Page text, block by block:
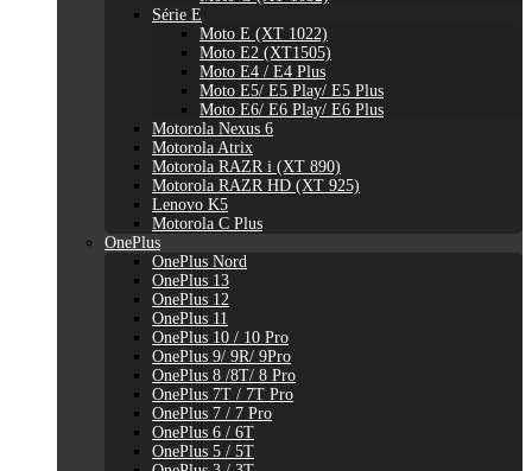
Série E
Moto E (XT 1022)
Moto E2 (XT1505)
Moto E4 / E4 Plus
Moto E5/ E5 Play/ E5 Plus
Moto E6/ E6 Play/ E6 Plus
Motorola Nexus 6
Motorola Atrix
Motorola RAZR i (XT 890)
Motorola RAZR HD (XT 925)
Lenovo K5
Motorola C Plus
OnePlus
OnePlus Nord
OnePlus 13
OnePlus 12
OnePlus 11
OnePlus 10 / 10 Pro
OnePlus 9/ 9R/ 9Pro
OnePlus 8 /8T/ 8 Pro
OnePlus 7T / 7T Pro
OnePlus 7 / 7 Pro
OnePlus 6 / 6T
OnePlus 5 / 5T